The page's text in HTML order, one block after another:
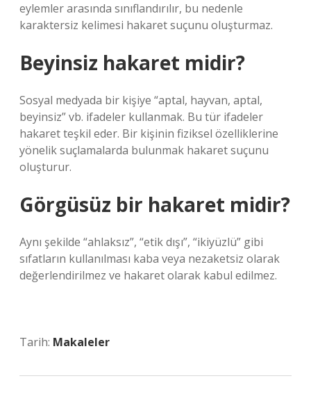
eylemler arasında sınıflandırılır, bu nedenle
karaktersiz kelimesi hakaret suçunu oluşturmaz.
Beyinsiz hakaret midir?
Sosyal medyada bir kişiye “aptal, hayvan, aptal,
beyinsiz” vb. ifadeler kullanmak. Bu tür ifadeler
hakaret teşkil eder. Bir kişinin fiziksel özelliklerine
yönelik suçlamalarda bulunmak hakaret suçunu
oluşturur.
Görgüsüz bir hakaret midir?
Aynı şekilde “ahlaksız”, “etik dışı”, “ikiyüzlü” gibi
sıfatların kullanılması kaba veya nezaketsiz olarak
değerlendirilmez ve hakaret olarak kabul edilmez.
Tarih: Makaleler